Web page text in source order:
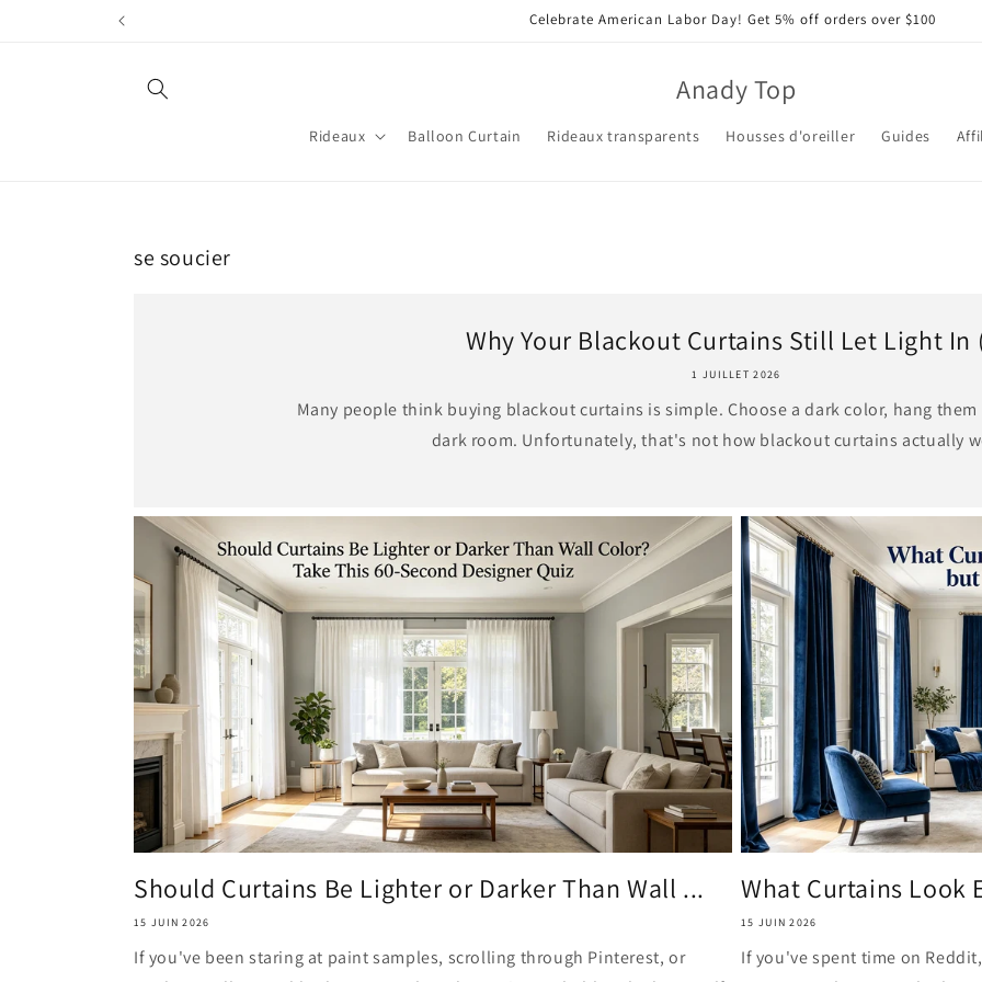
Celebrate American Labor Day! Get 5% off orders over $100
Anady Top
Rideaux Balloon Curtain Rideaux transparents Housses d'oreiller Guides
se soucier
Why Your Blackout Curtains Still Let Light In
1 JUILLET 2026
Many people think buying blackout curtains is simple. Choose a dark color, hang
dark room. Unfortunately, that's not how blackout curtains actually
Should Curtains Be Lighter or Darker Than Wall ...
15 JUIN 2026
If you've been staring at paint samples, scrolling through Pinterest, or
What Curtains Look
15 JUIN 2026
If you've spent time on